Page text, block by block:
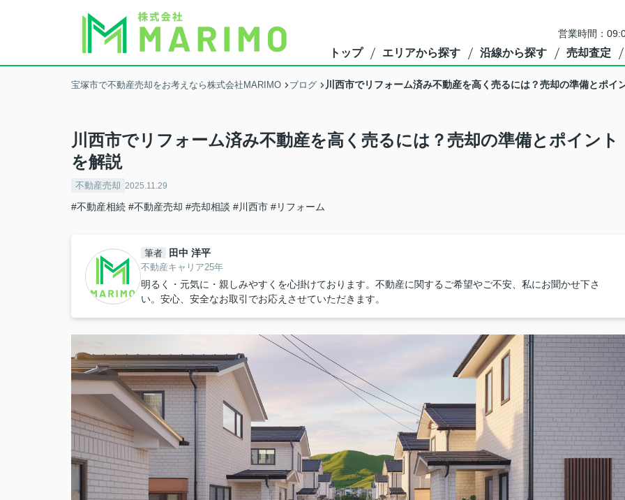
営業時間：
トップ エリアから探す 沿線から探す 売却査定
宝塚市で不動産売却をお考えなら株式会社MARIMO ブログ 川西市でリフォーム済み不動産を高く売るには？売却の準備とポイ
川西市でリフォーム済み不動産を高く売るには？売却の準備とポイント
を解説
不動産売却 2025.11.29
#不動産相続 #不動産売却 #売却相談 #川西市 #リフォーム
筆者 田中 洋平
不動産キャリア25年
明るく・元気に・親しみやすくを心掛けております。不動産に関するご希望やご不安、私にお聞かせ下さ
い。安心、安全なお取引でお応えさせていただきます。